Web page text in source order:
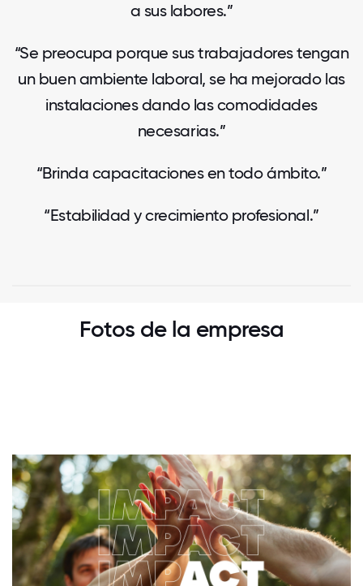
a sus labores.”
“Se preocupa porque sus trabajadores tengan
un buen ambiente laboral, se ha mejorado las
instalaciones dando las comodidades
necesarias.”
“Brinda capacitaciones en todo ámbito.”
“Estabilidad y crecimiento profesional.”
Fotos de la empresa